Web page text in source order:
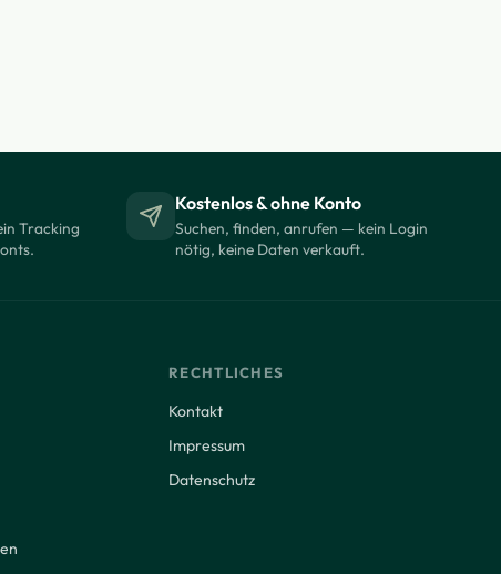
Tracking
Kostenlos & ohne Konto
Suchen, finden, anrufen — kein Login
nötig, keine Daten verkauft.
RECHTLICHES
Kontakt
Impressum
Datenschutz